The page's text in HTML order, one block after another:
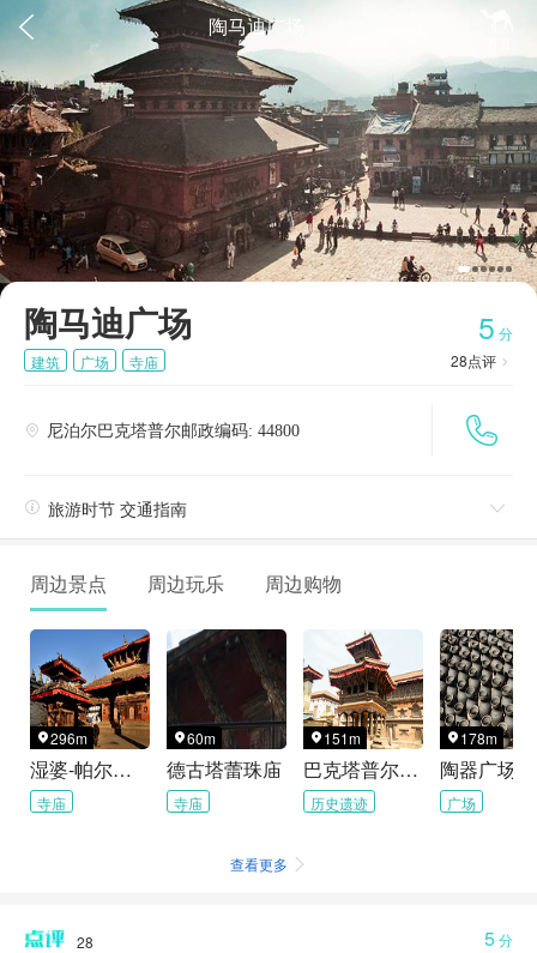
 陶马迪广场
陶马迪广场 5 分
28点评 
建筑 广场 寺庙

 尼泊尔巴克塔普尔邮政编码: 44800
 旅游时节 交通指南 
周边景点 周边玩乐 周边购物
296m
湿婆-帕尔瓦蒂庙
寺庙
60m
德古塔蕾珠庙
寺庙
 151m
巴克塔普尔王宫广场
历史遗迹
 178m
陶器广场
广场
查看更多 
28 5分